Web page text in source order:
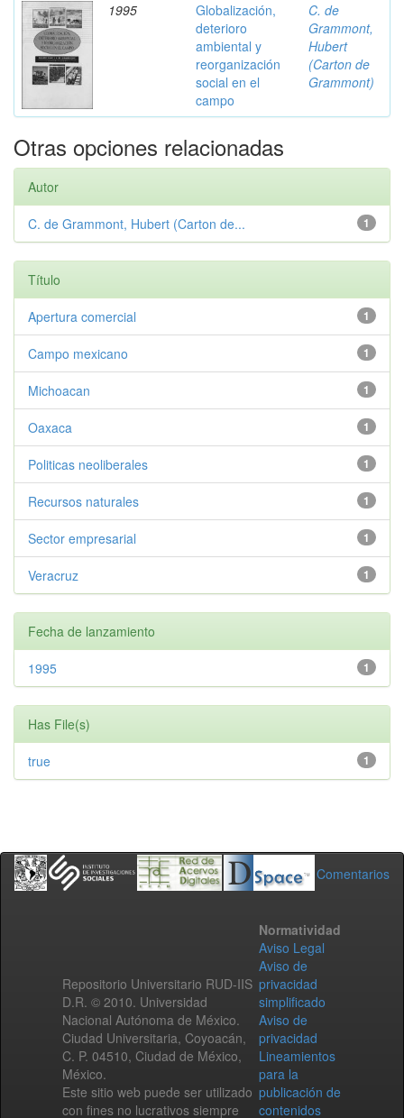
1995
Globalización,
deterioro
ambiental y
reorganización
social en el
campo
C. de
Grammont,
Hubert
(Carton de
Grammont)
Otras opciones relacionadas
Autor
1
C. de Grammont, Hubert (Carton de...
Título
1
Apertura comercial
1
Campo mexicano
1
Michoacan
1
Oaxaca
1
Politicas neoliberales
1
Recursos naturales
1
Sector empresarial
1
Veracruz
Fecha de lanzamiento
1
1995
Has File(s)
1
true
Comentarios
Repositorio Universitario RUD-IIS
D.R. © 2010. Universidad
Nacional Autónoma de México.
Ciudad Universitaria, Coyoacán,
C. P. 04510, Ciudad de México,
México.
Este sitio web puede ser utilizado
con fines no lucrativos siempre
Normatividad
Aviso Legal
Aviso de
privacidad
simplificado
Aviso de
privacidad
Lineamientos
para la
publicación de
contenidos